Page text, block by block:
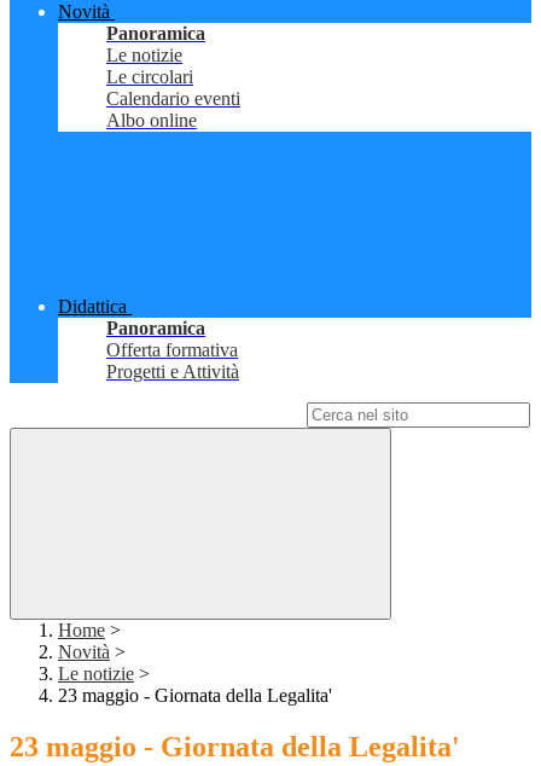
Novità
Panoramica
Le notizie
Le circolari
Calendario eventi
Albo online
Didattica
Panoramica
Offerta formativa
Progetti e Attività
Home >
Novità >
Le notizie >
23 maggio - Giornata della Legalita'
23 maggio - Giornata della Legalita'